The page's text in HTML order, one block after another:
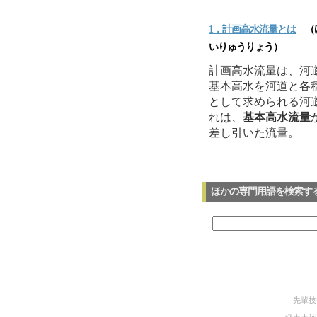
1．計画高水流量とは（け
いりゅうりょう）
計画高水流量は、河
基本高水を河道と各
として求められる河
れは、 基本高水流量
差し引いた流量。
ほかの専門用語を検索す
先輩